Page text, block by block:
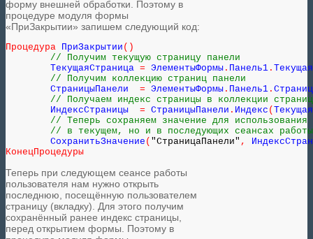
форму внешней обработки. Поэтому в
процедуре модуля формы
«ПриЗакрытии» запишем следующий код:
Процедура ПриЗакрытии ( )
// Получим текущую страницу панели
	ТекущаяСтраница
= ЭлементыФормы . Панель1 .
// Получим коллекцию страниц панели
	СтраницыПанели
= ЭлементыФормы . Панель1 .
// Получаем индекс страницы в коллекции
	ИндексСтраницы
= СтраницыПанели . Индекс (
// Теперь сохраняем значение для
// в текущем, но и в последующих сеансах
	СохранитьЗначение
( "СтраницаПанели" ,
КонецПроцедуры
Теперь при следующем сеансе работы
пользователя нам нужно открыть
последнюю, посещённую пользователем
страницу (вкладку). Для этого получим
сохранённый ранее индекс страницы,
перед открытием формы. Поэтому в